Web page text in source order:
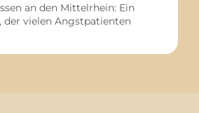
an den Mittelrhein: Ein
der vielen Angstpatienten